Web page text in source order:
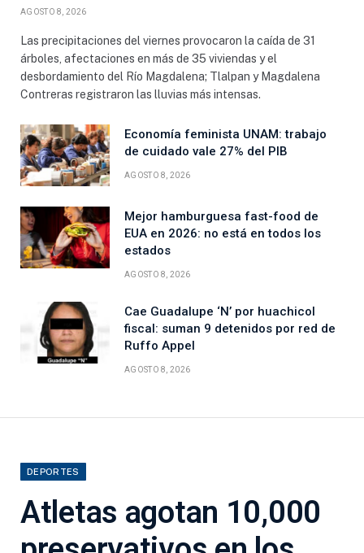
AGOSTO 8, 2026
Las precipitaciones del viernes provocaron la caída de 31
árboles, afectaciones en más de 35 viviendas y el
desbordamiento del Río Magdalena; Tlalpan y Magdalena
Contreras registraron las lluvias más intensas.
Economía feminista UNAM: trabajo
de cuidado vale 27% del PIB
AGOSTO 8, 2026
Mejor hamburguesa fast-food de
EUA en 2026: no está en todos los
estados
AGOSTO 8, 2026
Cae Guadalupe ‘N’ por huachicol
fiscal: suman 9 detenidos por red de
Ruffo Appel
AGOSTO 8, 2026
DEPORTES
Atletas agotan 10,000